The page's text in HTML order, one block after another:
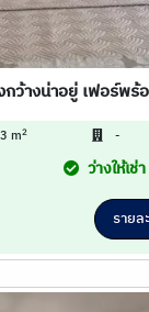
กว้างน่าอยู่ เฟอร์พร้
m2 -
ว่างให้เช่า
รายล